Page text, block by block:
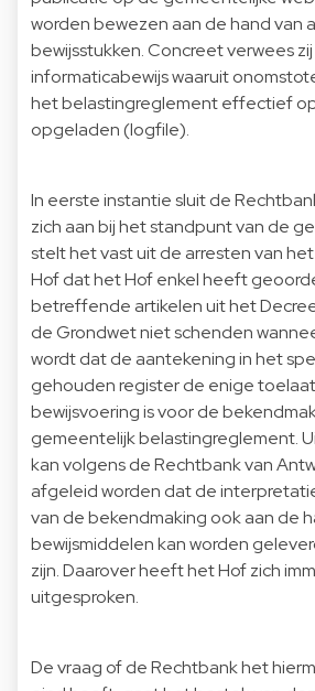
worden bewezen aan de hand van
bewijsstukken. Concreet verwees
informaticabewijs waaruit
het belastingreglement effectief
opgeladen (logfile).
In eerste instantie sluit de
zich aan bij het standpunt van de
stelt het vast uit de arresten van
Hof dat het Hof enkel heeft
betreffende artikelen uit het
de Grondwet niet schenden
wordt dat de aantekening in het
gehouden register de enige
bewijsvoering is voor de
gemeentelijk belastingreglement.
kan volgens de Rechtbank van
afgeleid worden dat de
van de bekendmaking ook aan de
bewijsmiddelen kan worden
zijn. Daarover heeft het Hof zich
uitgesproken.
De vraag of de Rechtbank het